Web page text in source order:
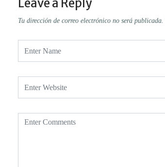
Leave a Reply
Tu dirección de correo electrónico no será publicada.